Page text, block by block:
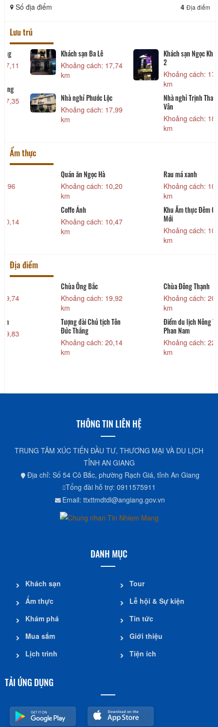
Số địa điểm 4 Địa điểm
Lưu trú
Khách sạn Ba Lê
Khoảng cách: 17,74
km
Khách sạn Ngọc Khả Tú
2
Khoảng cách: 17,75
km
Nhà nghỉ Phước Lộc
Khoảng cách: 17,99
Nhà nghỉ Trịnh Thanh
Khoảng cách: 18,14
Ẩm thực
Quán ăn Ngọc Hà
Khoảng cách: 10,20
Rau má xanh
Khoảng cách: 10,43
Coffe Ánh
Khoảng cách: 10,47
Khu Ẩm thực Đêm Chợ
Khoảng cách: 10,61
Địa điểm
Chùa Ông Bắc
Khoảng cách: 19,92
Chùa Đông Thạnh
Khoảng cách: 20,04
Tượng đài Chủ tịch Tôn
Đức Thắng
Khoảng cách: 20,14
Điểm du lịch Nông Trại
Phan Nam
Khoảng cách: 22,08
THÔNG TIN LIÊN HỆ
TRUNG TÂM XÚC TIẾN ĐẦU TƯ, THƯƠNG MẠI VÀ DU LỊCH
TỈNH AN GIANG
Địa chỉ: Số 54 Cô Bắc, phường Rạch Giá, tỉnh An Giang
Tổng đài hỗ trợ: 0911575911
Email: ttxttmdtdl@angiang.gov.vn
DANH MỤC
Khách sạn
Ẩm thực
Khám phá
Mua sắm
Lịch trình
Tour
Lễ hội & Sự kiện
Tin tức
Giới thiệu
Tiện ích
TẢI ỨNG DỤNG